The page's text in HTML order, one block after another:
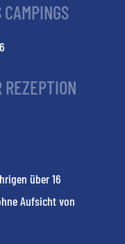
REZEPTION
über 16
Aufsicht von